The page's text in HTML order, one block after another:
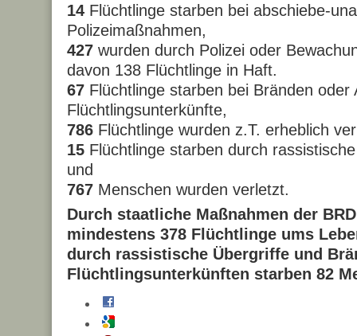
14 Flüchtlinge starben bei abschiebe-
Polizeimaßnahmen,
427 wurden durch Polizei oder
davon 138 Flüchtlinge in Haft.
67 Flüchtlinge starben bei Bränden oder
Flüchtlingsunterkünfte,
786 Flüchtlinge wurden z.T. erheblich
15 Flüchtlinge starben durch
und
767 Menschen wurden verletzt.
Durch staatliche Maßnahmen der
mindestens 378 Flüchtlinge ums
durch rassistische Übergriffe und
Flüchtlingsunterkünften starben 82